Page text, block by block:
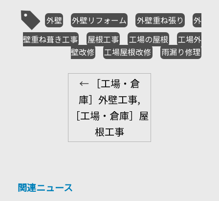
外壁 外壁リフォーム 外壁重ね張り
外
壁重ね葺き工事
屋根工事 工場の屋根
工場外
壁改修
工場屋根改修 雨漏り修理
←
［工場・倉
庫］外壁工事,
［工場・倉庫］屋
根工事
関連ニュース